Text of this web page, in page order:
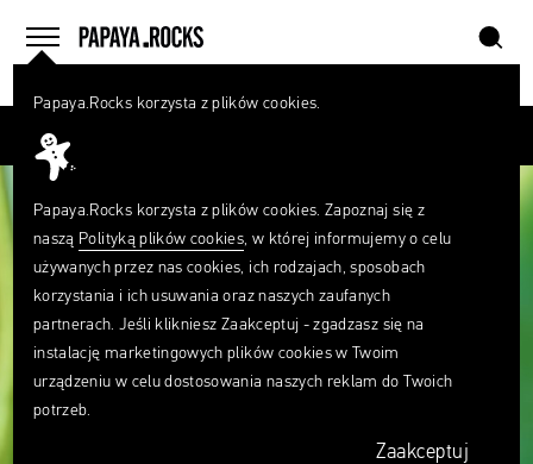
menu
home szukaj
Papaya.Rocks korzysta z plików cookies.
Papaya.Rocks korzysta z plików cookies. Zapoznaj się z
naszą Polityką plików cookies, w której informujemy o celu
używanych przez nas cookies, ich rodzajach, sposobach
korzystania i ich usuwania oraz naszych zaufanych
partnerach. Jeśli klikniesz Zaakceptuj - zgadzasz się na
instalację marketingowych plików cookies w Twoim
urządzeniu w celu dostosowania naszych reklam do Twoich
potrzeb.
Zaakceptuj
Czego
szukasz?